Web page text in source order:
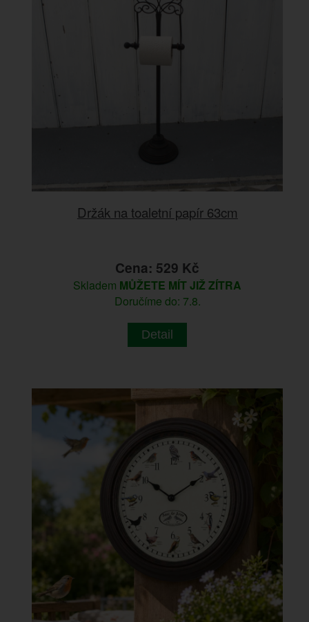
Držák na toaletní papír 63cm
Cena: 529 Kč
Skladem MŮŽETE MÍT JIŽ ZÍTRA
Doručíme do: 7.8.
Detail